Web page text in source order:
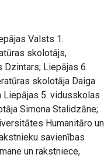
Valsts 1.
skolotājs,
Dzintars; Liepājas 6.
skolotāja Daiga
Liepājas 5. vidusskolas
Simona Stalidzāne;
Humanitāro un
savienības
un rakstniece,